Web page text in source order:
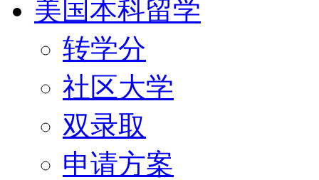
美国本科留学
转学分
社区大学
双录取
申请方案